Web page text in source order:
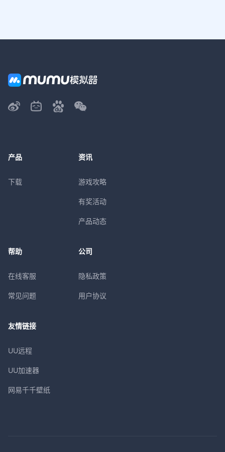
产品
下载
资讯
游戏攻略
有奖活动
产品动态
帮助
在线客服
常见问题
公司
隐私政策
用户协议
友情链接
UU远程
UU加速器
网易千千壁纸